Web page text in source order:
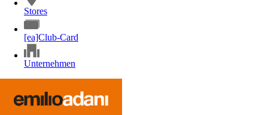
Stores
[ea]Club-Card
Unternehmen